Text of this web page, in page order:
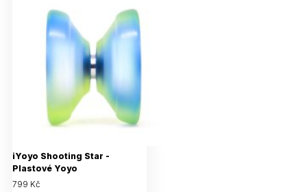
iYoyo Shooting Star -
Plastové Yoyo
799 Kč